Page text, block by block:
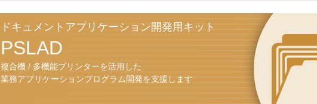
株式会社
ネ
ス
の
効
率
ドキュメントアプリケーション開発用キット
PSLAD
複合機 / 多機能プリンターを活用した
業務アプリケーションプログラム開発を支援します